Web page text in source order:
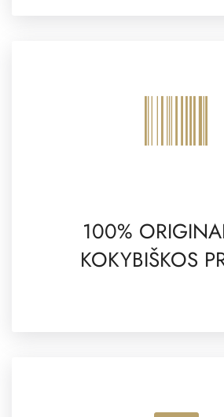
100%
KOKYBIŠKOS